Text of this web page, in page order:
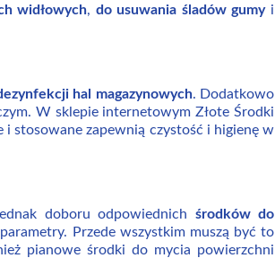
widłowych, do usuwania śladów gumyi
hal magazynowych. Dodatkowo
W sklepie internetowym Złote Środki
stosowane zapewnią czystość i higienę w
doboru odpowiednich środków do
Przede wszystkim muszą być to
pianowe środki do mycia powierzchni